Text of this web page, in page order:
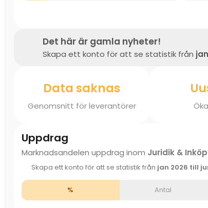
Det här är gamla nyheter!
Skapa ett konto för att se statistik från
Data saknas
Genomsnitt för leverantörer
Uppdrag
Marknadsandelen uppdrag inom Juridik & Inköp
Skapa ett konto för att se statistik från jan 2026 till
% Antal